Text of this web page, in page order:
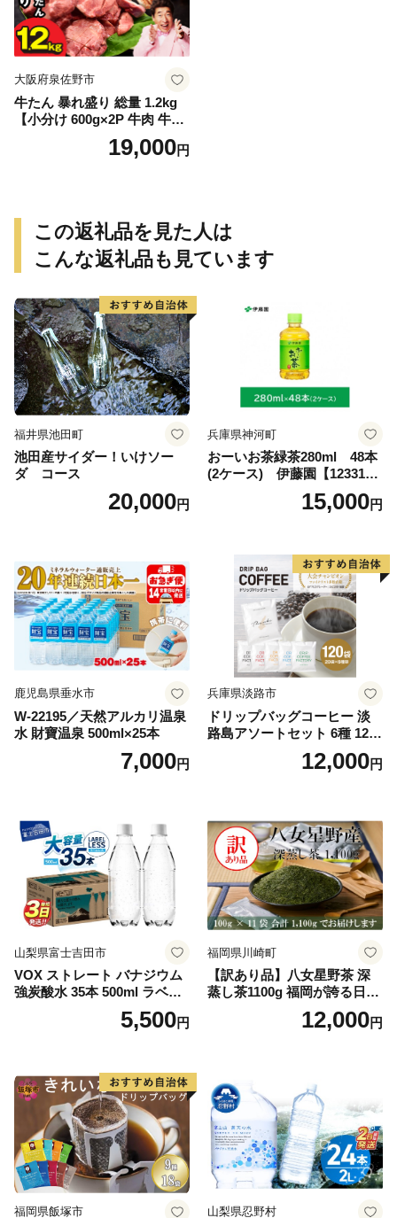
大阪府泉佐野市
牛たん 暴れ盛り 総量 1.2kg
【小分け 600g×2P 牛肉 牛タ
ン 牛たん 厚切り牛タン 焼肉
BBQ キャンプ 焼くだけ 簡単
19,000円
この返礼品を見た人は
こんな返礼品も見ています
福井県池田町
池田産サイダー！いけソー
ダ コース
20,000円
兵庫県神河町
おーいお茶緑茶280ml 48本
(2ケース) 伊藤園【123317
15,000円
鹿児島県垂水市
W-22195／天然アルカリ温泉
水 財寶温泉 500ml×25本
7,000円
兵庫県淡路市
ドリップバッグコーヒー 淡
路島アソートセット 6種 120
袋 飲み比べ コーヒー
12,000円
山梨県富士吉田市
VOX ストレート バナジウム
強炭酸水 35本 500ml ラベル
レス【富士吉田市限定カート
5,500円
福岡県川崎町
【訳あり品】八女星野茶 深
蒸し茶1100g 福岡が誇る日本
茶_ 訳アリ 常温 お茶 茶袋 常
備品 おちゃ ocha 茶葉 緑茶
小分け お土産 お取り寄せ グ
ルメ 福岡 九州 福岡県 国産
日本 ふかむし茶 ふかむし 家
庭用 自宅用 ちゃ りょくちゃ
ふかむしちゃ 急須 甘み 川崎
町 送料無料
12,000円
福岡県飯塚市 山梨県忍野村